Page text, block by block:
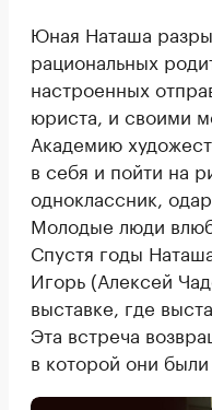
Юная Наташа
рациональных
настроенных
юриста, и своими
Академию
в себя и пойти на
одноклассник,
Молодые люди
Спустя годы
Игорь (Алексей
выставке, где
Эта встреча
в которой они были